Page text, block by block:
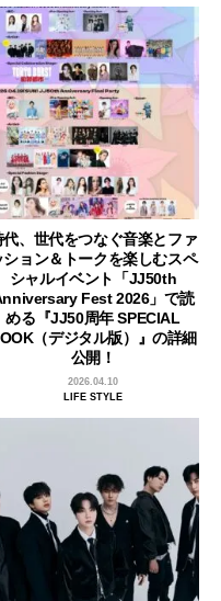
代、世代をつなぐ音楽とファ
ション＆トークを楽しむスペ
シャルイベント「JJ50th
Fest 2026」で読
める『JJ50周年 SPECIAL
（デジタル版）』の詳細
公開！
2026.04.10
LIFE STYLE